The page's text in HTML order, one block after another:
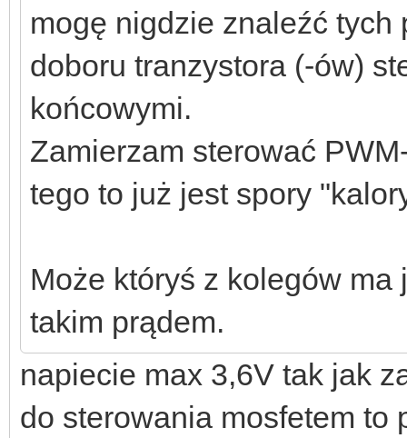
mogę nigdzie znaleźć
doboru tranzystora (-ów)
końcowymi.
Zamierzam sterować
tego to już jest spory
Może któryś z kolegów ma
takim prądem.
napiecie max 3,6V tak jak
do sterowania mosfetem to